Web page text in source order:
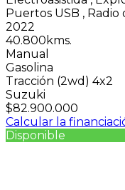
Puertos USB , Radio
2022
40.800kms.
Manual
Gasolina
Tracción (2wd) 4x2
Suzuki
$82.900.000
Calcular la
Disponible